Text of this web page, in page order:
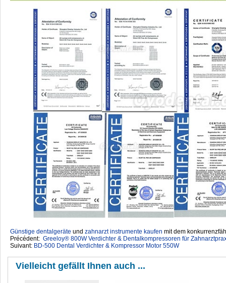
Günstige dentalgeräte ‎ und zahnarzt instrumente kaufen mit dem
Précédent: Greeloy® 800W Verdichter & Dentalkompressoren‎ für
Suivant: BD-500 Dental Verdichter & Kompressor Motor 550W
Vielleicht gefällt Ihnen auch ...